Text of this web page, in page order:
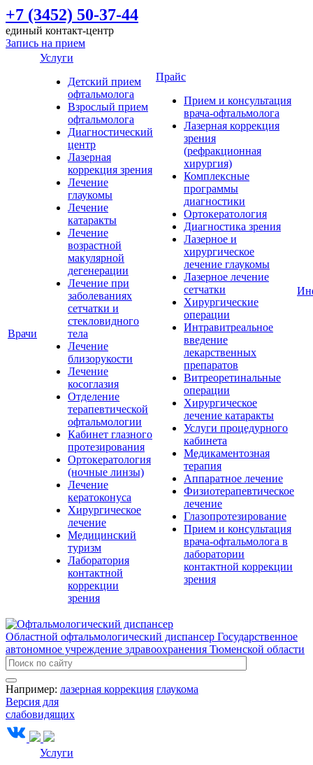
+7 (3452) 50-37-44
единый контакт-центр
Запись на прием
Врачи
Услуги
Детский прием
офтальмолога
Взрослый прием
офтальмолога
Диагностический
центр
Лазерная
коррекция зрения
Лечение
глаукомы
Лечение
катаракты
Лечение
возрастной
макулярной
дегенерации
Лечение при
заболеваниях
сетчатки и
стекловидного
тела
Лечение
близорукости
Лечение
косоглазия
Отделение
терапевтической
офтальмологии
Кабинет глазного
протезирования
Ортокератология
(ночные линзы)
Лечение
кератоконуса
Хирургическое
лечение
Медицинский
туризм
Лаборатория
контактной
коррекции
зрения
Прайс
Прием и консультация
врача-офтальмолога
Лазерная коррекция
зрения
(рефракционная
хирургия)
Комплексные
программы
диагностики
Ортокератология
Диагностика зрения
Лазерное и
хирургическое
лечение глаукомы
Лазерное лечение
сетчатки
Хирургические
операции
Интравитреальное
введение
лекарственных
препаратов
Витреоретинальные
операции
Хирургическое
лечение катаракты
Услуги процедурного
кабинета
Медикаментозная
терапия
Аппаратное лечение
Физиотерапевтическое
лечение
Глазопротезирование
Прием и консультация
врача-офтальмолога в
лаборатории
контактной коррекции
зрения
Областной офтальмологический диспансер Государственное
автономное учреждение здравоохранения Тюменской области
Например: лазерная коррекция глаукома
Версия для
слабовидящих
Услуги